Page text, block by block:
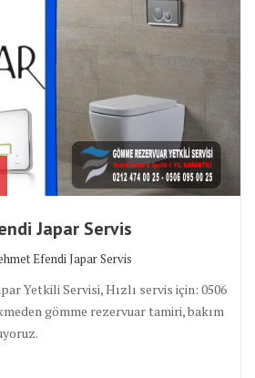
Japar Servis
Efendi Japar Servis
Yetkili Servisi, Hızlı servis için: 0506
gömme rezervuar tamiri, bakım